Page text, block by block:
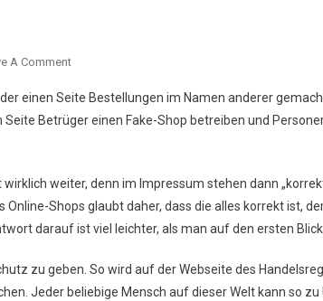
A CommentOn
einen Seite Bestellungen im Namen anderer
Betrüger einen Fake-Shop betreiben und
weiter, denn im Impressum stehen dann
Shops glaubt daher, dass die alles korrekt ist,
darauf ist viel leichter, als man auf den ersten
zu geben. So wird auf der Webseite des
Jeder beliebige Mensch auf dieser Welt kann so